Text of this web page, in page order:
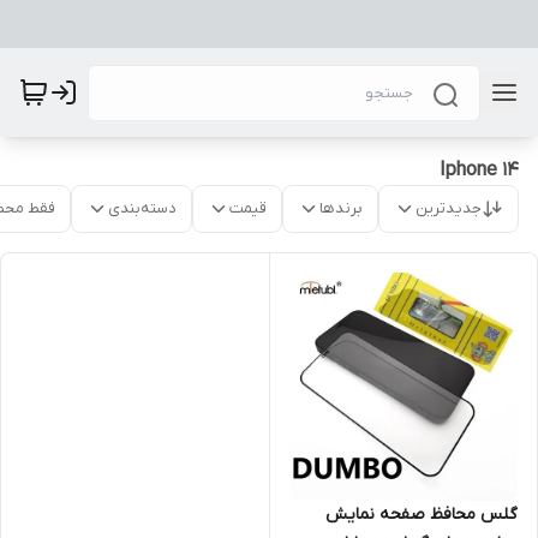
Iphone 14
جدیدترین برندها قیمت دسته‌بندی فقط
گلس محافظ صفحه نمایش